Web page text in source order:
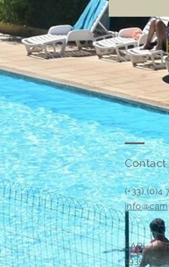
Contact
(+33) (0)4
SARL LA
1935